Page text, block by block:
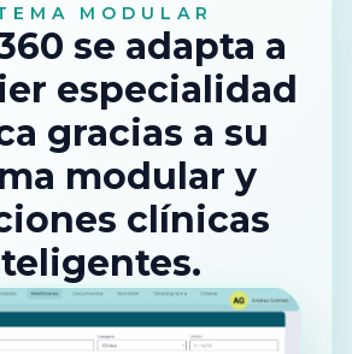
MODULAR
se adapta a
especialidad
gracias a su
modular y
clínicas